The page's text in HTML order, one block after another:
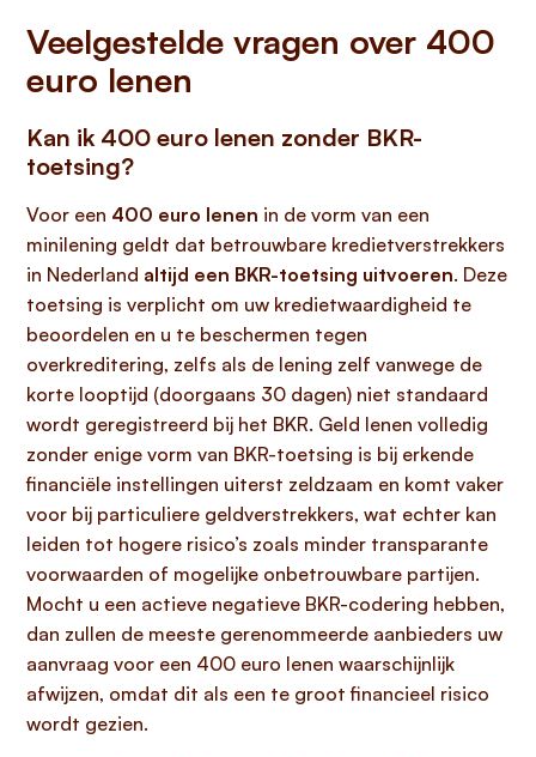
Veelgestelde vragen over 400
euro lenen
Kan ik 400 euro lenen zonder BKR-
toetsing?
Voor een 400 euro lenen in de vorm van een
minilening geldt dat betrouwbare kredietverstrekkers
in Nederland altijd een BKR-toetsing uitvoeren. Deze
toetsing is verplicht om uw kredietwaardigheid te
beoordelen en u te beschermen tegen
overkreditering, zelfs als de lening zelf vanwege de
korte looptijd (doorgaans 30 dagen) niet standaard
wordt geregistreerd bij het BKR. Geld lenen volledig
zonder enige vorm van BKR-toetsing is bij erkende
financiële instellingen uiterst zeldzaam en komt vaker
voor bij particuliere geldverstrekkers, wat echter kan
leiden tot hogere risico’s zoals minder transparante
voorwaarden of mogelijke onbetrouwbare partijen.
Mocht u een actieve negatieve BKR-codering hebben,
dan zullen de meeste gerenommeerde aanbieders uw
aanvraag voor een 400 euro lenen waarschijnlijk
afwijzen, omdat dit als een te groot financieel risico
wordt gezien.